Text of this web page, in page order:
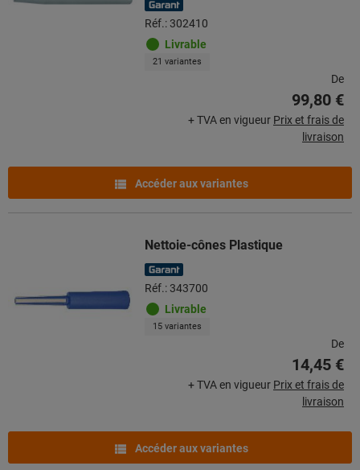
Réf.: 302410
Livrable
21 variantes
De
99,80 €
+ TVA en vigueur Prix et frais de
livraison
Accéder aux variantes
Nettoie-cônes Plastique
Réf.: 343700
Livrable
15 variantes
De
14,45 €
+ TVA en vigueur Prix et frais de
livraison
Accéder aux variantes